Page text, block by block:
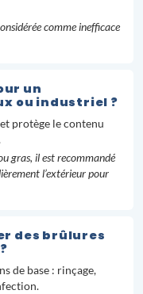
comme inefficace
un
ou industriel ?
protège le contenu
gras, il est recommandé
l’extérieur pour
des brûlures
de base : rinçage,